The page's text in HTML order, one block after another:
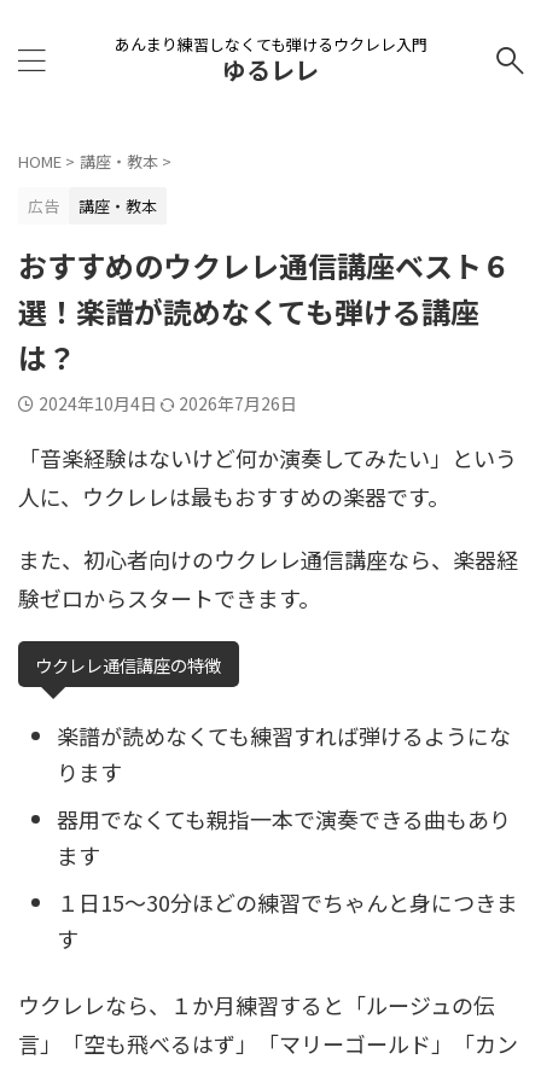
あんまり練習しなくても弾けるウクレレ入門
ゆるレレ
HOME > 講座・教本 >
広告
講座・教本
おすすめのウクレレ通信講座ベスト６
選！楽譜が読めなくても弾ける講座
は？
2024年10月4日 2026年7月26日
「音楽経験はないけど何か演奏してみたい」という
人に、ウクレレは最もおすすめの楽器です。
また、初心者向けのウクレレ通信講座なら、楽器経
験ゼロからスタートできます。
ウクレレ通信講座の特徴
楽譜が読めなくても練習すれば弾けるようにな
ります
器用でなくても親指一本で演奏できる曲もあり
ます
１日15〜30分ほどの練習でちゃんと身につきま
す
ウクレレなら、１か月練習すると「ルージュの伝
言」「空も飛べるはず」「マリーゴールド」「カン